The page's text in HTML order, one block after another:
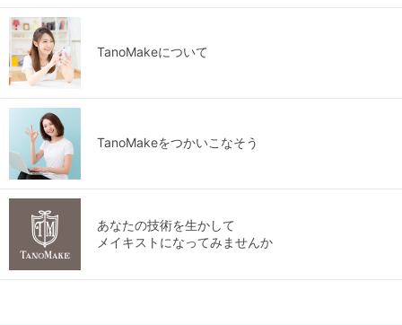
TanoMakeについて
TanoMakeをつかいこなそう
あなたの技術を生かして
メイキストになってみませんか